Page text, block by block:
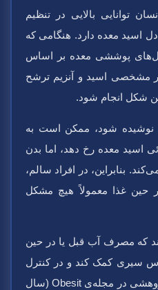
توانایی بالایی در تنظیم
اسید معده دارد. هنگامی که
پوششی معده بر اساس
مشخصی اسید و آنزیم ترشح
شکل انجام شود.
نوشیده شود، ممکن است به
معده رخ دهد، اما بدن
بنابراین، در افراد سالم،
حین غذا معمولاً هیچ مشکل
که مصرف آب قبل یا در حین
سیری کمک کند و در کنترل
وزن موثر باشد. برای مثال، پژوهشی در مجله‌ی Obesit (سال